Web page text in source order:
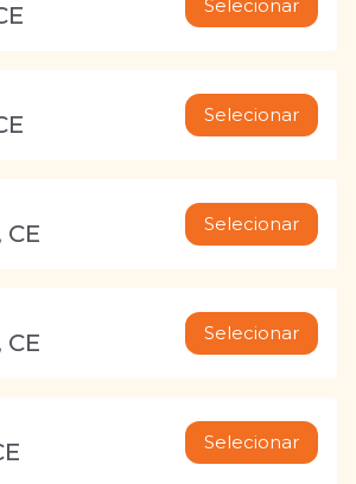
Selecionar
Selecionar
Selecionar
Selecionar
Selecionar